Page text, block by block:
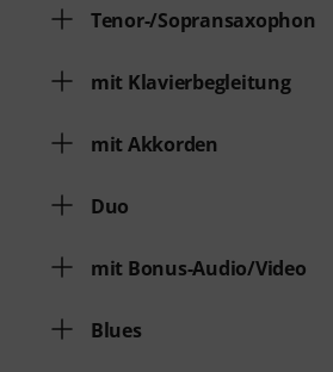
Tenor-/Sopransaxophon
mit Klavierbegleitung
mit Akkorden
Duo
mit Bonus-Audio/Video
Blues